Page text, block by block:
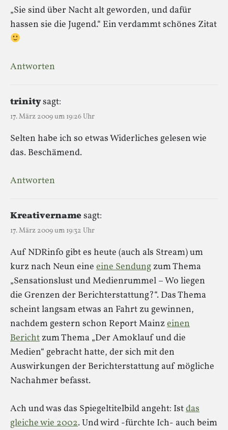
„Sie sind über Nacht alt geworden, und dafür
hassen sie die Jugend.“ Ein verdammt schönes Zitat
Antworten
trinitysagt:
17. März 2009 um 19:26 Uhr
Selten habe ich so etwas Widerliches gelesen wie
das. Beschämend.
Antworten
Kreativernamesagt:
17. März 2009 um 19:32 Uhr
Auf NDRinfo gibt es heute (auch als Stream) um
kurz nach Neun eine eine Sendung zum Thema
„Sensationslust und Medienrummel – Wo liegen
die Grenzen der Berichterstattung?“. Das Thema
scheint langsam etwas an Fahrt zu gewinnen,
nachdem gestern schon Report Mainzeinen
Bericht zum Thema „Der Amoklauf und die
Medien“ gebracht hatte, der sich mit den
Auswirkungen der Berichterstattung auf mögliche
Nachahmer befasst.
Ach und was das Spiegeltitelbild angeht: Istdas
gleiche wie 2002. Und wird -fürchte Ich- auch beim